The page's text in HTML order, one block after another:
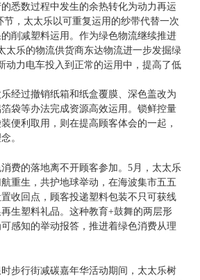
悉数过程中发生的余热转化为动力再运
节，太太乐以可重复运用的纱带代替一次
削减塑料运用。作为绿色物流继续推进
太乐的物流供货商东达物流进一步发掘绿
动力电车投入到正常的运用中，提高了低
过撤销纸箱和纸盒覆膜、深色盖改为
袋等办法完成资源高效运用。锁鲜控量
便利取用，则在提高顾客体会的一起，
。
的落地离不开顾客参加。5月，太太乐
重生，共护地球举动，在海波集市五五
收回点，顾客投递塑料包装不只可获线
再生塑料礼品。这种教育+鼓舞的两层形
感知的举动报答，推进着绿色消费从理
行街减碳嘉年华活动期间，太太乐树